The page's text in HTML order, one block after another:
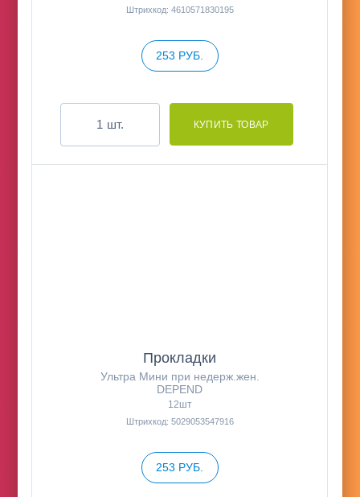
Штрихкод: 4610571830195
253 РУБ.
шт.
Прокладки
Ультра Мини при недерж.жен.
DEPEND
12шт
Штрихкод: 5029053547916
253 РУБ.